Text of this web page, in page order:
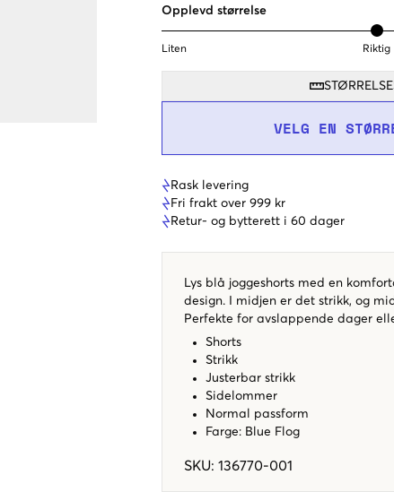
Opplevd størrelse
Liten Riktig
VELG EN
Rask levering
Fri frakt over 999 kr
Retur- og bytterett i 60 dager
Lys blå joggeshorts med en
design. I midjen er det strikk, og
Perfekte for avslappende dager
Shorts
Strikk
Justerbar strikk
Sidelommer
Normal passform
Farge: Blue Flog
SKU: 136770-001